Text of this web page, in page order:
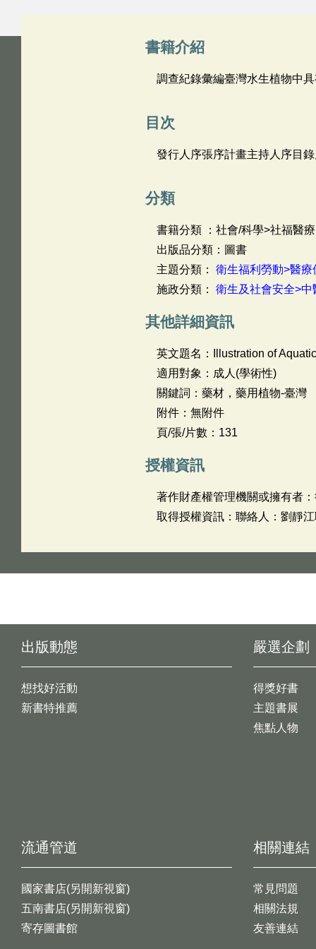
書籍介紹
調查紀錄彙編臺灣水生植物中
目次
發行人序張序計畫主持人序目
分類
書籍分類 ：社會/科學>社福醫療
出版品分類：圖書
主題分類： 衛生福利勞動>醫療
施政分類： 衛生及社會安全>中
其他詳細資訊
英文題名：
Illustration of
適用對象：成人(學術性)
關鍵詞：藥材，藥用植物-臺灣
附件：無附件
頁/張/片數：131
授權資訊
著作財產權管理機關或擁有者
取得授權資訊：聯絡人：劉靜
出版動態
想找好活動
新書特推薦
嚴選企劃
得獎好書
主題書展
焦點人物
流通管道
國家書店(另開新視窗)
五南書店(另開新視窗)
寄存圖書館
相關連結
常見問題
相關法規
友善連結